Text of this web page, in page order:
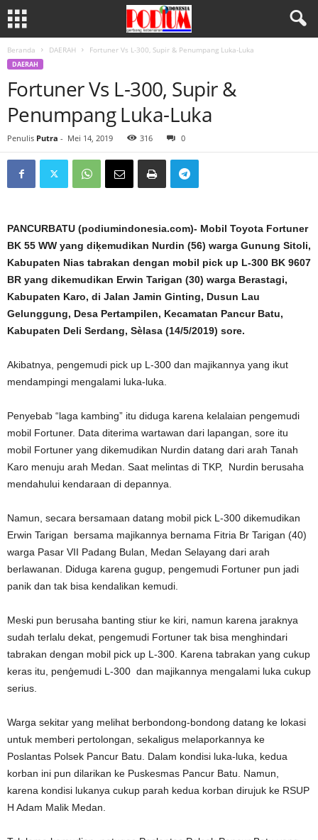
Beranda DAERAH Fortuner Vs L-300, Supir & Penumpang Luka-Luka
DAERAH
Fortuner Vs L-300, Supir &
Penumpang Luka-Luka
Penulis Putra - Mei 14, 2019 316 0
PANCURBATU (podiumindonesia.com)- Mobil Toyota Fortuner
BK 55 WW yang diķemudikan Nurdin (56) warga Gunung Sitoli,
Kabupaten Nias tabrakan dengan mobil pick up L-300 BK 9607
BR yang dikemudikan Erwin Tarigan (30) warga Berastagi,
Kabupaten Karo, di Jalan Jamin Ginting, Dusun Lau
Gelunggung, Desa Pertampilen, Kecamatan Pancur Batu,
Kabupaten Deli Serdang, Sèlasa (14/5/2019) sore.
Akibatnya, pengemudi pick up L-300 dan majikannya yang ikut
mendampingi mengalami luka-luka.
Penyebab “laga kambing” itu diduga karena kelalaian pengemudi
mobil Fortuner. Data diterima wartawan dari lapangan, sore itu
mobil Fortuner yang dikemudikan Nurdin datang dari arah Tanah
Karo menuju arah Medan. Saat melintas di TKP, Nurdin berusaha
mendahului kendaraan di depannya.
Namun, secara bersamaan datang mobil pick L-300 dikemudikan
Erwin Tarigan bersama majikannya bernama Fitria Br Tarigan (40)
warga Pasar VII Padang Bulan, Medan Selayang dari arah
berlawanan. Diduga karena gugup, pengemudi Fortuner pun jadi
panik dan tak bisa kendalikan kemudi.
Meski pun berusaha banting stiur ke kiri, namun karena jaraknya
sudah terlalu dekat, pengemudi Fortuner tak bisa menghindari
tabrakan dengan mobil pick up L-300. Karena tabrakan yang cukup
keras itu, penģemudi L-300 dan majikannya mengalami luka cukup
serius.
Warga sekitar yang melihat berbondong-bondong datang ke lokasi
untuk memberi pertolongan, sekaligus melaporkannya ke
Poslantas Polsek Pancur Batu. Dalam kondisi luka-luka, kedua
korban ini pun dilarikan ke Puskesmas Pancur Batu. Namun,
karena kondisi lukanya cukup parah kedua korban dirujuk ke RSUP
H Adam Malik Medan.